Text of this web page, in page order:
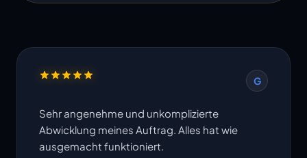
G
Sehr angenehme und unkomplizierte
Abwicklung meines Auftrag. Alles hat wie
ausgemacht funktioniert.